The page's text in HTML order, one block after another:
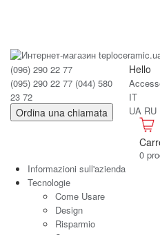
(096) 290 22 77
(095) 290 22 77 (044) 580
23 72
Ordina una chiamata
Hello
IT
UA RU
0
Informazioni sull'azienda
Tecnologie
Come Usare
Design
Risparmio